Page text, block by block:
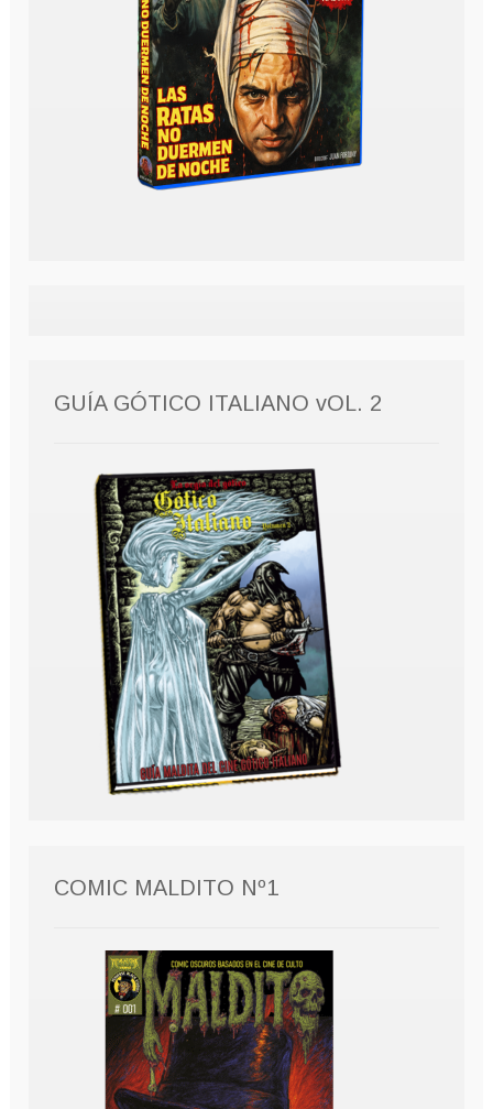
GUÍA GÓTICO ITALIANO vOL. 2
COMIC MALDITO Nº1